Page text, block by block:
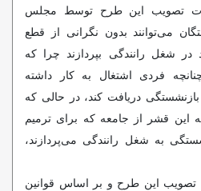
تصویب این طرح توسط مجلس
می‌توانند بدون نگرانی از قطع
شغل رانندگی بپردازند چرا که
فردی اشتغال به کار داشته
دریافت کند، در حالی که
این قشر از جامعه که برای ترمیم
به شغل رانندگی می‌پردازند،
این طرح و بر اساس قوانین